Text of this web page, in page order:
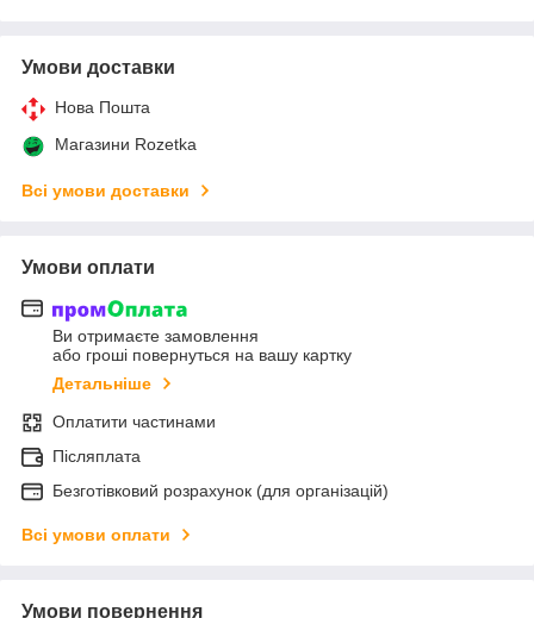
Умови доставки
Нова Пошта
Магазини Rozetka
Всі умови доставки
Умови оплати
Ви отримаєте замовлення
або гроші повернуться на вашу картку
Детальніше
Оплатити частинами
Післяплата
Безготівковий розрахунок (для організацій)
Всі умови оплати
Умови повернення